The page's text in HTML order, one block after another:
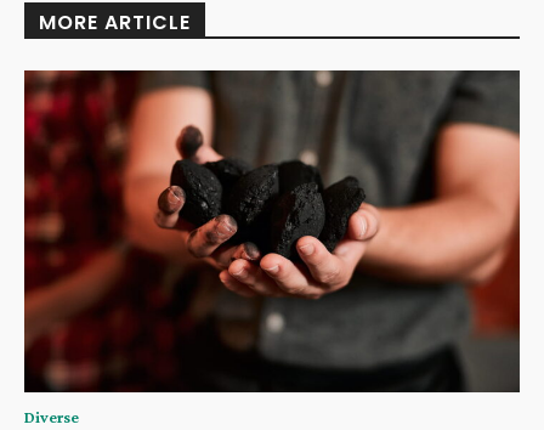
MORE ARTICLE
Diverse